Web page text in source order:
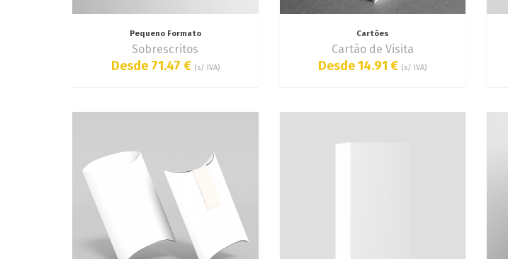
Pequeno Formato
Sobrescritos
Desde 71.47 € (s/ IVA)
Cartões
Cartão de Visita
Desde 14.91 € (s/ IVA)